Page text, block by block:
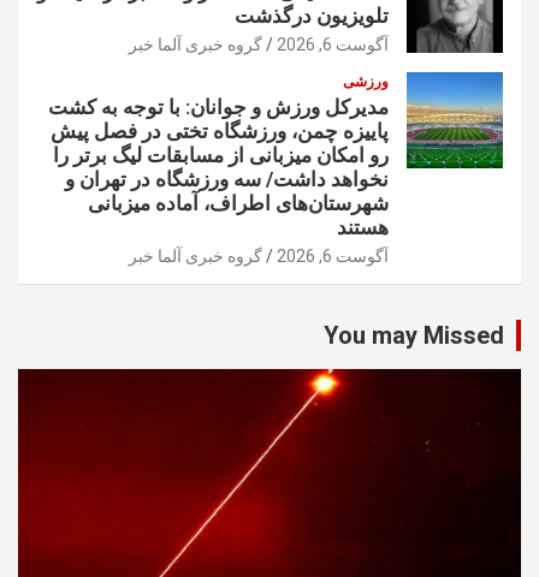
تلویزیون درگذشت
آگوست 6, 2026 گروه خبری آلما خبر
ورزشی
مدیرکل ورزش و جوانان: با توجه به کشت
پاییزه چمن، ورزشگاه تختی در فصل پیش
رو امکان میزبانی از مسابقات لیگ برتر را
نخواهد داشت/ سه ورزشگاه در تهران و
شهرستان‌های اطراف، آماده میزبانی
هستند
آگوست 6, 2026 گروه خبری آلما خبر
You may Missed